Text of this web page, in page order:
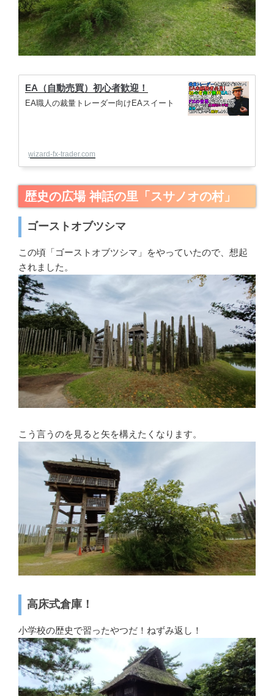
EA（自動売買）初心者歓迎！
EA職人の裁量トレーダー向けEAスイート
wizard-fx-trader.com
歴史の広場 神話の里「スサノオの村」
ゴーストオブツシマ
この頃「ゴーストオブツシマ」をやっていたので、想起
されました。
こう言うのを見ると矢を構えたくなります。
高床式倉庫！
小学校の歴史で習ったやつだ！ねずみ返し！